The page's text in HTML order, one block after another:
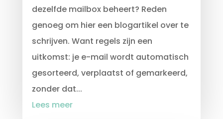
dezelfde mailbox beheert? Reden
genoeg om hier een blogartikel over te
schrijven. Want regels zijn een
uitkomst: je e-mail wordt automatisch
gesorteerd, verplaatst of gemarkeerd,
zonder dat...
Lees meer